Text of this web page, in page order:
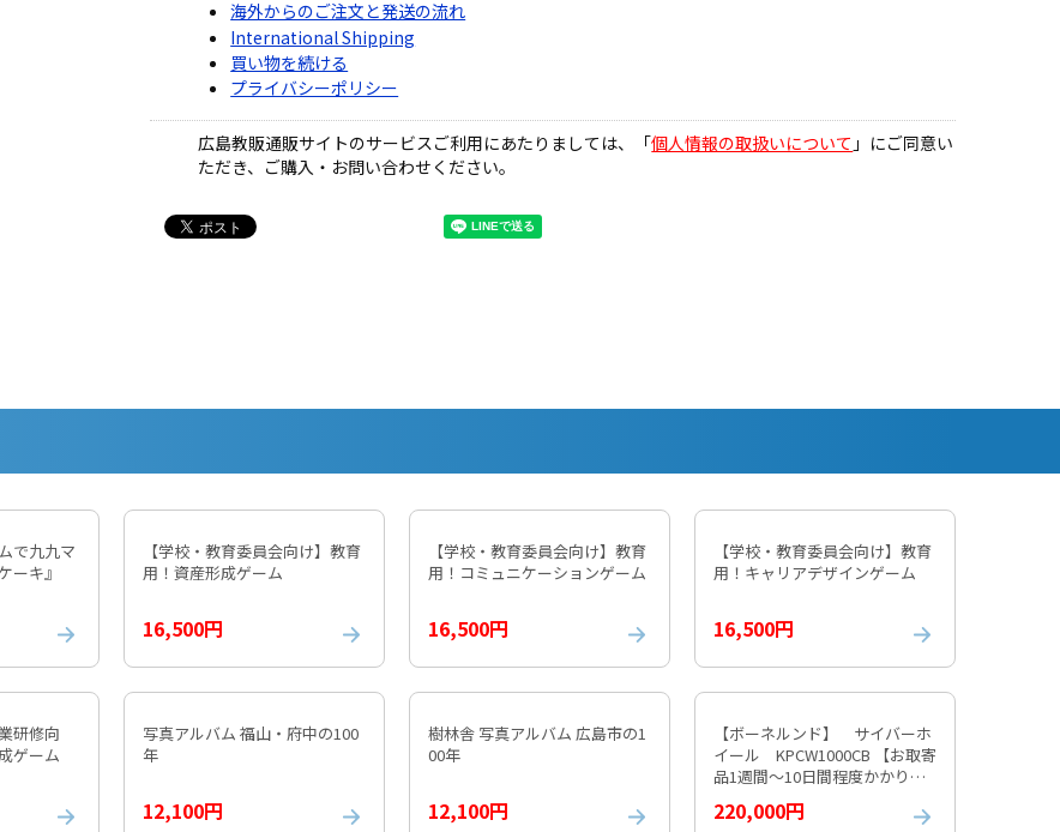
海外からのご注文と発送の流れ
International Shipping
買い物を続ける
プライバシーポリシー
広島教販通販サイトのサービスご利用にあたりましては、「個人情報の取扱いについて 」にご同意い
ただき、ご購入・お問い合わせください。
で九九マ
ーキ』
【学校・教育委員会向け】教育
用！資産形成ゲーム
16,500円
【学校・教育委員会向け】教育
用！コミュニケーションゲーム
16,500円
【学校・教育委員会向け】教育
用！キャリアデザインゲーム
16,500円
研修向
ゲーム
写真アルバム 福山・府中の100
年
12,100円
樹林舎 写真アルバム 広島市の1
00年
12,100円
【ボーネルンド】 サイバーホ
イール KPCW1000CB 【お取寄
品1週間～10日間程度かかりま
220,000円